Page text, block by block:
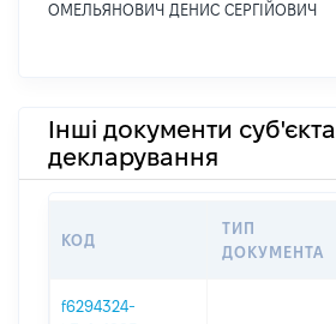
ОМЕЛЬЯНОВИЧ ДЕНИС СЕРГІЙОВИЧ
Інші документи суб'єкта
декларування
КОД
ТИП
ДОКУМЕНТА
f6294324-